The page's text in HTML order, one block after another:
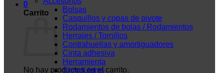
0
Carrito
No hay productos en el carrito.
Bolsas
Casquillos y copas de pivote
Rodamientos de bolas / Rodamientos
Herrajes / Tornillos
Contrahuellas y amortiguadores
Cinta adhesiva
Herramienta
ShredLights